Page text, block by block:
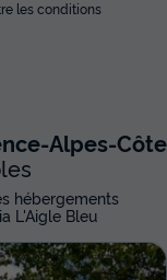
les conditions
Alpes-Côte
hébergements
L'Aigle Bleu